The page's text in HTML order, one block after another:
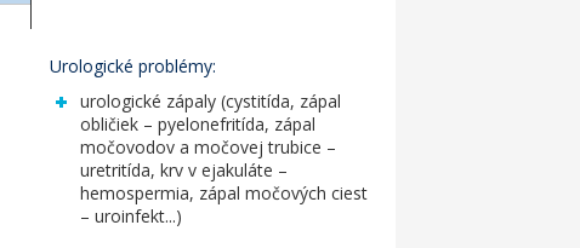
Urologické problémy:
urologické zápaly (cystitída, zápal
obličiek – pyelonefritída, zápal
močovodov a močovej trubice –
uretritída, krv v ejakuláte –
hemospermia, zápal močových ciest
– uroinfekt...)